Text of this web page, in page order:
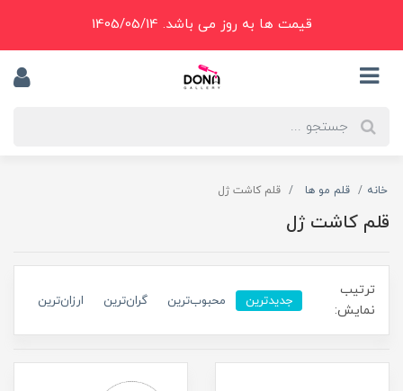
قیمت ها به روز می باشد. 1405/05/14
خانه قلم مو ها قلم کاشت ژل
قلم کاشت ژل
ترتیب
نمایش:
جدیدترین محبوب‌ترین گران‌ترین ارزان‌ترین